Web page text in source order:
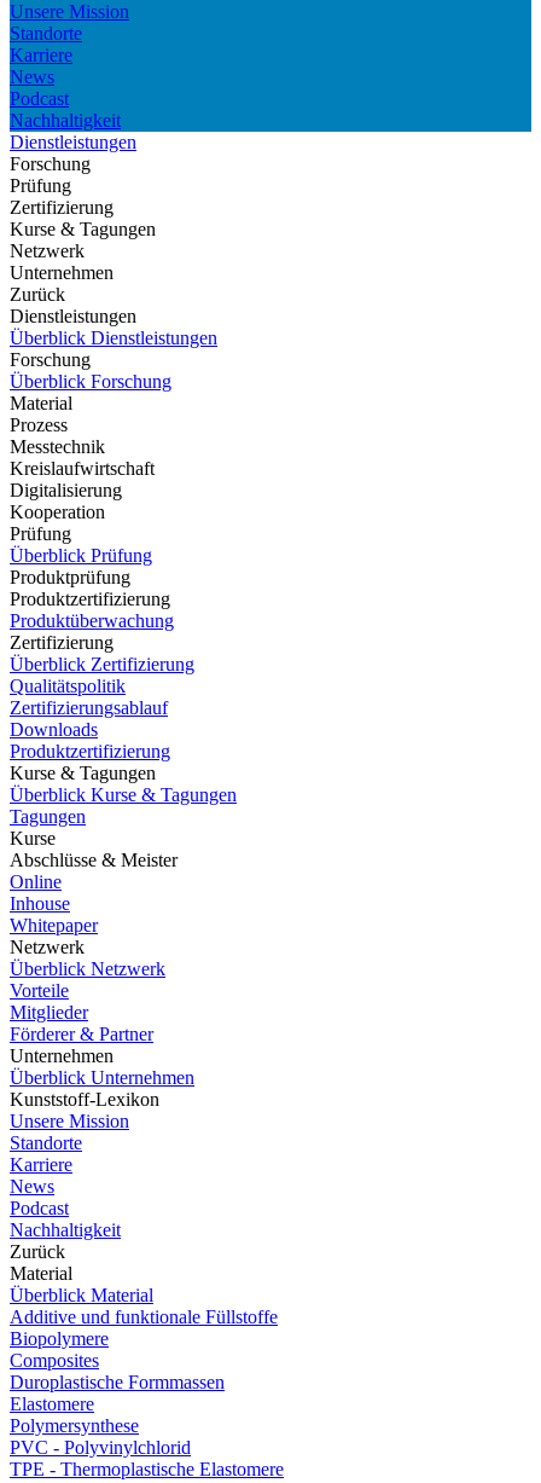
Unsere Mission
Standorte
Karriere
News
Podcast
Nachhaltigkeit
Dienstleistungen
Forschung
Prüfung
Zertifizierung
Kurse & Tagungen
Netzwerk
Unternehmen
Zurück
Dienstleistungen
Überblick Dienstleistungen
Forschung
Überblick Forschung
Material
Prozess
Messtechnik
Kreislaufwirtschaft
Digitalisierung
Kooperation
Prüfung
Überblick Prüfung
Produktprüfung
Produktzertifizierung
Produktüberwachung
Zertifizierung
Überblick Zertifizierung
Qualitätspolitik
Zertifizierungsablauf
Downloads
Produktzertifizierung
Kurse & Tagungen
Überblick Kurse & Tagungen
Tagungen
Kurse
Abschlüsse & Meister
Online
Inhouse
Whitepaper
Netzwerk
Überblick Netzwerk
Vorteile
Mitglieder
Förderer & Partner
Unternehmen
Überblick Unternehmen
Kunststoff-Lexikon
Unsere Mission
Standorte
Karriere
News
Podcast
Nachhaltigkeit
Zurück
Material
Überblick Material
Additive und funktionale Füllstoffe
Biopolymere
Composites
Duroplastische Formmassen
Elastomere
Polymersynthese
PVC - Polyvinylchlorid
TPE - Thermoplastische Elastomere